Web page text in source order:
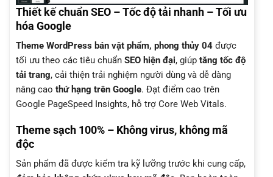
Thiết kế chuẩn SEO – Tốc độ tải nhanh – Tối ưu
hóa Google
Theme WordPress bán vật phẩm, phong thủy 04 được
tối ưu theo các tiêu chuẩn SEO hiện đại, giúp tăng tốc độ
tải trang, cải thiện trải nghiệm người dùng và dễ dàng
nâng cao thứ hạng trên Google. Đạt điểm cao trên
Google PageSpeed Insights, hỗ trợ Core Web Vitals.
Theme sạch 100% – Không virus, không mã
độc
Sản phẩm đã được kiểm tra kỹ lưỡng trước khi cung cấp,